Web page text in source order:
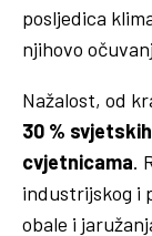
posljedica
njihovo
Nažalost, od
30 %
cvjetnicama.
industrijskog i
obale i